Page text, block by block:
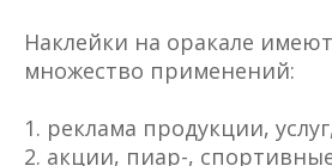
Наклейки на оракале
множество применений:
реклама продукции,
акции, пиар-,